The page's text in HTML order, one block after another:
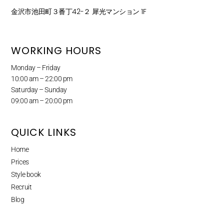
金沢市池田町３番丁42−２ 犀光マンション 1F
WORKING HOURS
Monday – Friday
10:00 am – 22:00 pm
Saturday – Sunday
09:00 am – 20:00 pm
QUICK LINKS
Home
Prices
Style book
Recruit
Blog